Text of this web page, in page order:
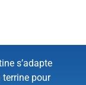
s’adapte
pour